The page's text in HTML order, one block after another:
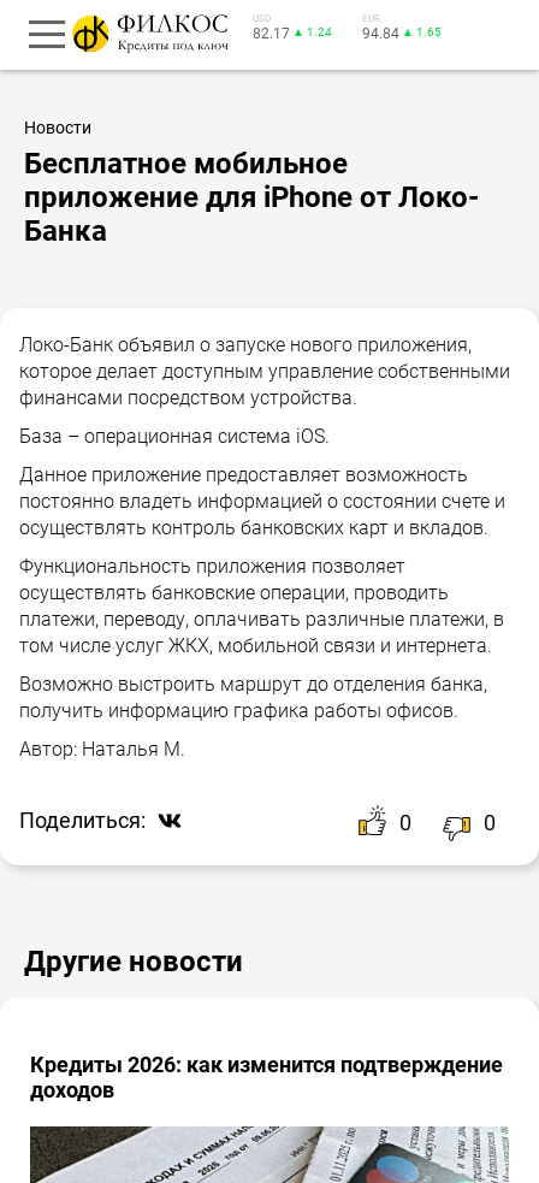
USD
82.17 ▲ 1.24
EUR
94.84 ▲ 1.65
Новости
Бесплатное мобильное
приложение для iPhone от Локо-
Банка
Локо-Банк объявил о запуске нового приложения,
которое делает доступным управление собственными
финансами посредством устройства.
База – операционная система iOS.
Данное приложение предоставляет возможность
постоянно владеть информацией о состоянии счете и
осуществлять контроль банковских карт и вкладов.
Функциональность приложения позволяет
осуществлять банковские операции, проводить
платежи, переводу, оплачивать различные платежи, в
том числе услуг ЖКХ, мобильной связи и интернета.
Возможно выстроить маршрут до отделения банка,
получить информацию графика работы офисов.
Автор: Наталья М.
Поделиться: 0 0
Другие новости
Кредиты 2026: как изменится подтверждение
доходов